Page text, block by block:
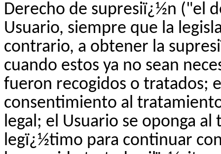
Derecho de supresiï¿½n ("el
Usuario, siempre que la
contrario, a obtener la
cuando estos ya no sean
fueron recogidos o tratados;
consentimiento al
legal; el Usuario se oponga
legï¿½timo para continuar